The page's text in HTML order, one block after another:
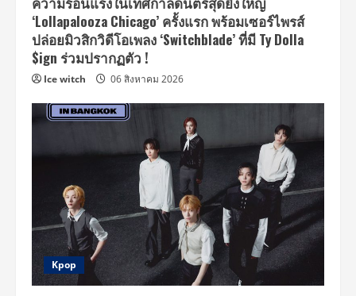
‘Lollapalooza Chicago’ ครั้งแรก พร้อมเซอร์ไพรส์
ปล่อยมิวสิกวิดีโอเพลง ‘Switchblade’ ที่มี Ty Dolla
$ign ร่วมปรากฏตัว !
Ice witch 06 สิงหาคม 2026
Kpop